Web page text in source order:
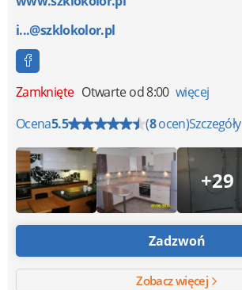
i...@szklokolor.pl
Zamknięte Otwarte od 8:00 więcej
Ocena5.5 (8ocen)Szczegóły
+29
Zadzwoń
Zobacz więcej